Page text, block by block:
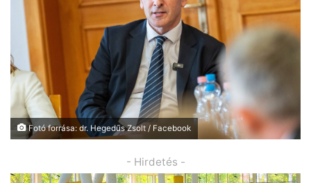
Fotó forrása: dr. Hegedűs Zsolt / Facebook
- Hirdetés -